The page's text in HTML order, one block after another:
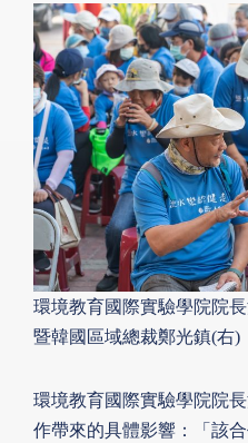
環境教育國際實驗學院院
暨韓國區域總裁鄭光鎮(右)
環境教育國際實驗學院院
作帶來的具體影響：「該